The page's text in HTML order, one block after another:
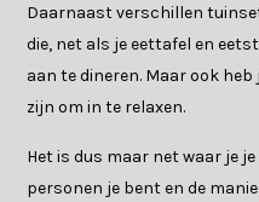
Daarnaast verschillen
die, net als je eettafel en
aan te dineren. Maar ook
zijn om in te relaxen.
Het is dus maar net waar je
personen je bent en de